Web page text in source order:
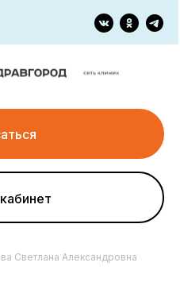
Светлана Александровна